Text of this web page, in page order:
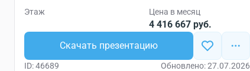
Этаж Цена в месяц
4 416 667 руб.
Скачать презентацию
ID: 46689 Обновлено: 27.07.2026